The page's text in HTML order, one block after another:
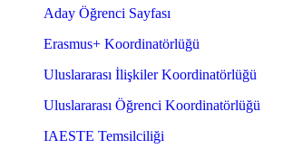
Aday Öğrenci Sayfası
Erasmus+ Koordinatörlüğü
Uluslararası İlişkiler Koordinatörlüğü
Uluslararası Öğrenci Koordinatörlüğü
IAESTE Temsilciliği